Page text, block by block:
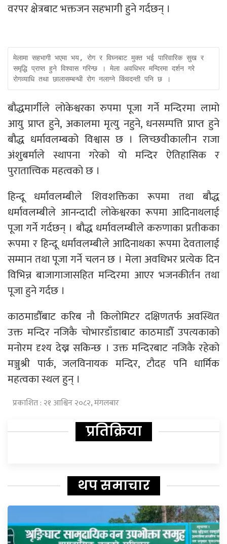
वरपर क्षेत्रबाट भक्तजन सहभागी हुने गर्दछन् ।
मेलामा सहभागी भएमा भय, रोग र विघ्नबाट मुक्त भई पारिवारिक सुख र
समृद्धि प्राप्त हुने विश्वास गरिन्छ । मेला अवधिभर मन्दिरमा दर्शन गरे
रोगव्याधि तथा छालासम्बन्धी रोग नलाग्ने किंवदन्ती पनि छ ।
बौद्धमार्गीले लोकेश्वरका रुपमा पूजा गर्ने मन्दिरमा लामो
आयु प्राप्त हुने, अकालमा मृत्यु नहुने, धनसम्पत्ति प्राप्त हुने
बौद्ध धर्मावलम्बको विश्वास छ । लिच्छवीकालीन राजा
अंशुबर्माले स्थापना गरेको यो मन्दिर ऐतिहासिक र
पुरातात्त्विक महत्वको छ ।
हिन्दू धर्मावलम्बीले शिवशक्तिका रूपमा तथा बौद्ध
धर्मावलम्बीले आनन्दादी लोकेश्वरका रूपमा आदिनाथलाई
पूजा गर्ने गर्दछन् । बौद्ध धर्मावलम्बीले करुणाका प्रतीकका
रूपमा र हिन्दू धर्मावलम्बीले आदिनाथका रूपमा देवतालाई
सम्मान तथा पूजा गर्ने चलन छ । मेला अवधिभर प्रत्येक दिन
विभिन्न बाजागाजासहित मन्दिरमा आएर भजनकीर्तन तथा
पूजा हुने गर्दछ ।
काठमाडौँबाट करिब नौ किलोमिटर दक्षिणतर्फ अवस्थित
उक्त मन्दिर नजिकै चोभारडाँडाबाट काठमाडौँ उपत्यकाको
मनोरम दृश्य देख्न सकिन्छ । उक्त मन्दिरबाट नजिकै रहेको
मञ्जुश्री पार्क, जलविनायक मन्दिर, टौदह पनि धार्मिक
महत्वका स्थल हुन् ।
प्रकाशित : २१ आश्विन २०८२, मंगलबार
प्रतिक्रिया
थप समाचार